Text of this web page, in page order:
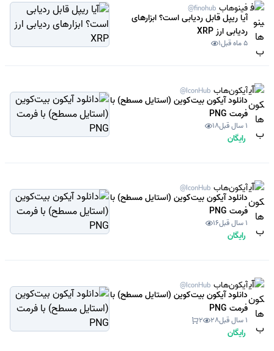
فینوهاب @finohub
آیا ریپل قابل ردیابی است؟ ابزارهای
ردیابی ارز XRP
5 ماه قبل 1
آیکون‌هاب @IconHub
دانلود آیکون بیت‌کوین (استایل مسطح) با
فرمت PNG
1 سال قبل 18
رایگان
آیکون‌هاب @IconHub
دانلود آیکون بیت‌کوین (استایل مسطح) با
فرمت PNG
1 سال قبل 16
رایگان
آیکون‌هاب @IconHub
دانلود آیکون بیت‌کوین (استایل مسطح) با
فرمت PNG
1 سال قبل 28
2
رایگان